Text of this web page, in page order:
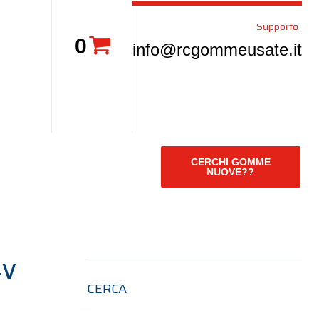
0
Supporto
info@rcgommeusate.it
CERCHI GOMME
NUOVE??
CERCA